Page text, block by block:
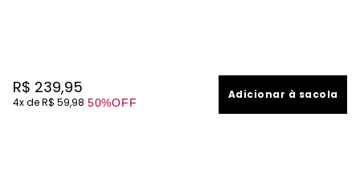
R$ 239,95
4 R$ 59,98 50%OFF
Adicionar à sacola